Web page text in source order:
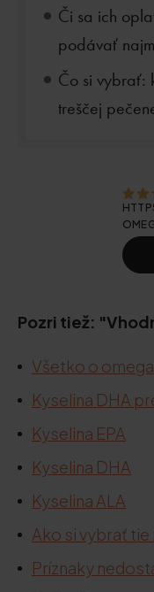
Či sa ich
podávať
Čo si vybrať:
treščej
Pozri tiež:
Všetko o
Kyselina DHA
Kyselina EPA
Kyselina DHA
Kyselina ALA
Ako si vybrať
Príznaky